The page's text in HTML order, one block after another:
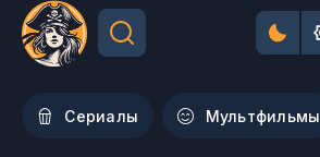
Сериалы Мультфильмы